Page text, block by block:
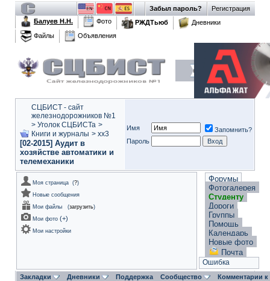
Регистрация
Забыл пароль?
Балуев Н.Н.
Фото РЖДТьюб
Дневники
Файлы
Объявления
СЦБИСТ - сайт
железнодорожников №1
> Уголок СЦБИСТа >
Книги и журналы > xx3
[02-2015] Аудит в
хозяйстве автоматики и
телемеханики
Имя
Запомнить?
Пароль
Моя страница (?)
Новые сообщения
Мои файлы
(загрузить)
Мои фото (+)
Мои настройки
Форумы
Фотогалерея
Студенту
Дороги
Группы
Помощь
Календарь
Новые фото
Почта
Ошибка
Закладки Дневники Поддержка Сообщество Комментарии